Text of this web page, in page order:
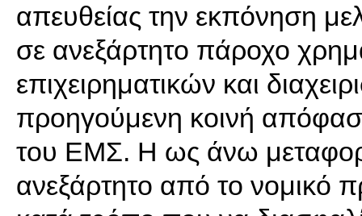
απευθείας την εκπόνηση
σε ανεξάρτητο πάροχο
επιχειρηματικών και
προηγούμενη κοινή
του ΕΜΣ. Η ως άνω
ανεξάρτητο από το νομικό